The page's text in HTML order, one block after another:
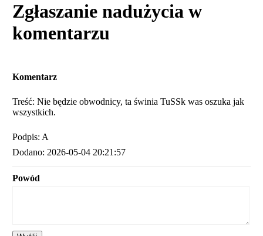
Zgłaszanie nadużycia w
komentarzu
Komentarz
Treść: Nie będzie obwodnicy, ta świnia TuSSk was oszuka jak
wszystkich.
Podpis: A
Dodano: 2026-05-04 20:21:57
Powód